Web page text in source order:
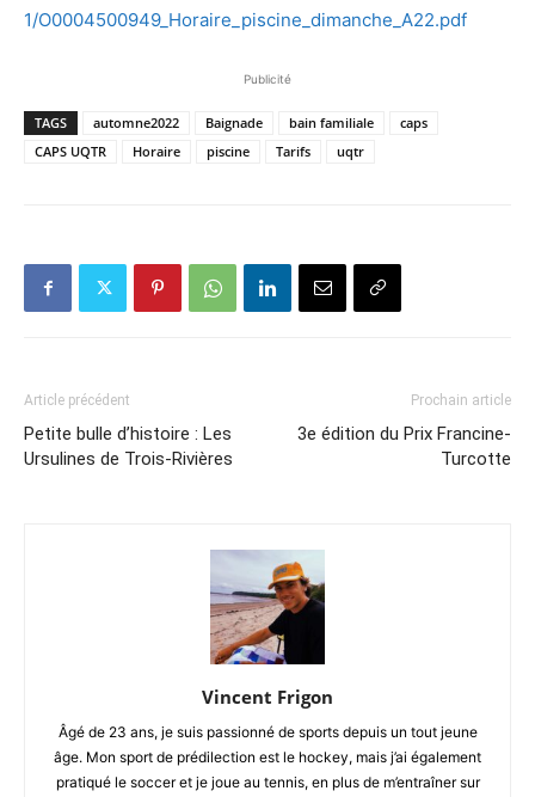
1/O0004500949_Horaire_piscine_dimanche_A22.pdf
Publicité
TAGS automne2022 Baignade bain familiale
caps
CAPS UQTR
Horaire piscine Tarifs uqtr
Article précédent
Petite bulle d’histoire : Les
Ursulines de Trois-Rivières
Prochain article
3e édition du Prix Francine-
Turcotte
Vincent Frigon
Âgé de 23 ans, je suis passionné de sports depuis un tout jeune
âge. Mon sport de prédilection est le hockey, mais j’ai également
pratiqué le soccer et je joue au tennis, en plus de m’entraîner sur